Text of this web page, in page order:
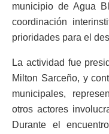
municipio de Agua
coordinación
prioridades para el
La actividad fue
Milton Sarceño, y
municipales,
otros actores
Durante el